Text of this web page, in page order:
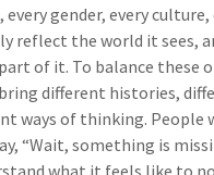
every gender, every
reflect the world it sees,
of it. To balance these
different histories,
ways of thinking. People
“Wait, something is
what it feels like to